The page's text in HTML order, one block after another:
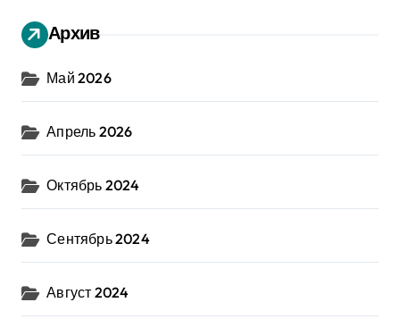
Архив
Май 2026
Апрель 2026
Октябрь 2024
Сентябрь 2024
Август 2024